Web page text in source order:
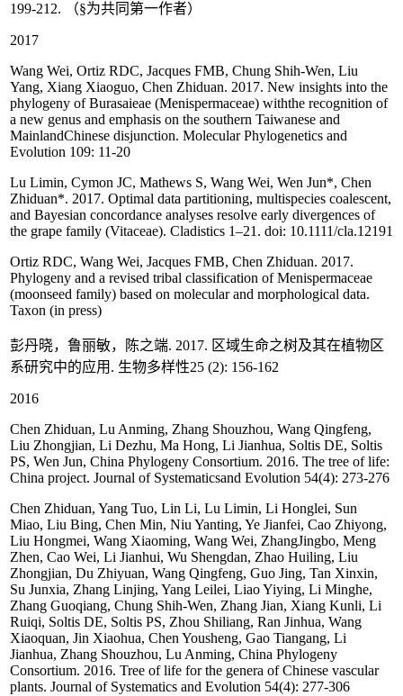
199-212. （§为共同第一作者）
2017
Wang Wei, Ortiz RDC, Jacques FMB, Chung Shih-Wen, Liu
Yang, Xiang Xiaoguo, Chen Zhiduan. 2017. New insights into the
phylogeny of Burasaieae (Menispermaceae) withthe recognition of
a new genus and emphasis on the southern Taiwanese and
MainlandChinese disjunction. Molecular Phylogenetics and
Evolution 109: 11-20
Lu Limin, Cymon JC, Mathews S, Wang Wei, Wen Jun*, Chen
Zhiduan*. 2017. Optimal data partitioning, multispecies coalescent,
and Bayesian concordance analyses resolve early divergences of
the grape family (Vitaceae). Cladistics 1–21. doi: 10.1111/cla.12191
Ortiz RDC, Wang Wei, Jacques FMB, Chen Zhiduan. 2017.
Phylogeny and a revised tribal classification of Menispermaceae
(moonseed family) based on molecular and morphological data.
Taxon (in press)
彭丹晓，鲁丽敏，陈之端. 2017. 区域生命之树及其在植物区
系研究中的应用. 生物多样性25 (2): 156-162
2016
Chen Zhiduan, Lu Anming, Zhang Shouzhou, Wang Qingfeng,
Liu Zhongjian, Li Dezhu, Ma Hong, Li Jianhua, Soltis DE, Soltis
PS, Wen Jun, China Phylogeny Consortium. 2016. The tree of life:
China project. Journal of Systematicsand Evolution 54(4): 273-276
Chen Zhiduan, Yang Tuo, Lin Li, Lu Limin, Li Honglei, Sun
Miao, Liu Bing, Chen Min, Niu Yanting, Ye Jianfei, Cao Zhiyong,
Liu Hongmei, Wang Xiaoming, Wang Wei, ZhangJingbo, Meng
Zhen, Cao Wei, Li Jianhui, Wu Shengdan, Zhao Huiling, Liu
Zhongjian, Du Zhiyuan, Wang Qingfeng, Guo Jing, Tan Xinxin,
Su Junxia, Zhang Linjing, Yang Leilei, Liao Yiying, Li Minghe,
Zhang Guoqiang, Chung Shih-Wen, Zhang Jian, Xiang Kunli, Li
Ruiqi, Soltis DE, Soltis PS, Zhou Shiliang, Ran Jinhua, Wang
Xiaoquan, Jin Xiaohua, Chen Yousheng, Gao Tiangang, Li
Jianhua, Zhang Shouzhou, Lu Anming, China Phylogeny
Consortium. 2016. Tree of life for the genera of Chinese vascular
plants. Journal of Systematics and Evolution 54(4): 277-306